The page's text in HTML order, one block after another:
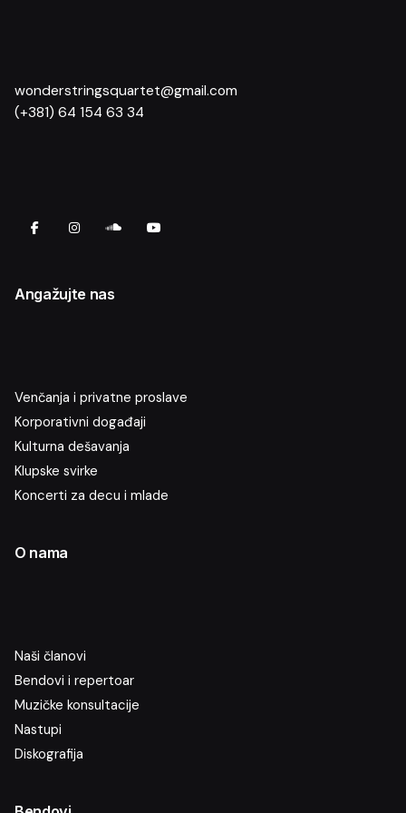
wonderstringsquartet@gmail.com
(+381) 64 154 63 34
Angažujte nas
Venčanja i privatne proslave
Korporativni događaji
Kulturna dešavanja
Klupske svirke
Koncerti za decu i mlade
O nama
Naši članovi
Bendovi i repertoar
Muzičke konsultacije
Nastupi
Diskografija